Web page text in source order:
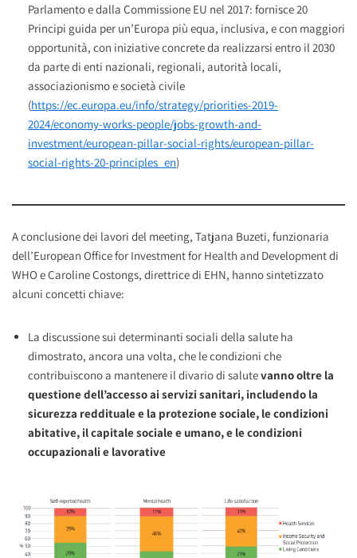
Parlamento e dalla Commissione EU nel 2017: fornisce 20
Principi guida per un’Europa più equa, inclusiva, e con maggiori
opportunità, con iniziative concrete da realizzarsi entro il 2030
da parte di enti nazionali, regionali, autorità locali,
associazionismo e società civile
(https://ec.europa.eu/info/strategy/priorities-2019-
2024/economy-works-people/jobs-growth-and-
investment/european-pillar-social-rights/european-pillar-
social-rights-20-principles_en)
A conclusione dei lavori del meeting, Tatjana Buzeti, funzionaria
dell’European Office for Investment for Health and Development di
WHO e Caroline Costongs, direttrice di EHN, hanno sintetizzato
alcuni concetti chiave:
La discussione sui determinanti sociali della salute ha
dimostrato, ancora una volta, che le condizioni che
contribuiscono a mantenere il divario di salutevanno oltre la
questione dell’accesso ai servizi sanitari, includendo la
sicurezza reddituale e la protezione sociale, le condizioni
abitative, il capitale sociale e umano, e le condizioni
occupazionali e lavorative